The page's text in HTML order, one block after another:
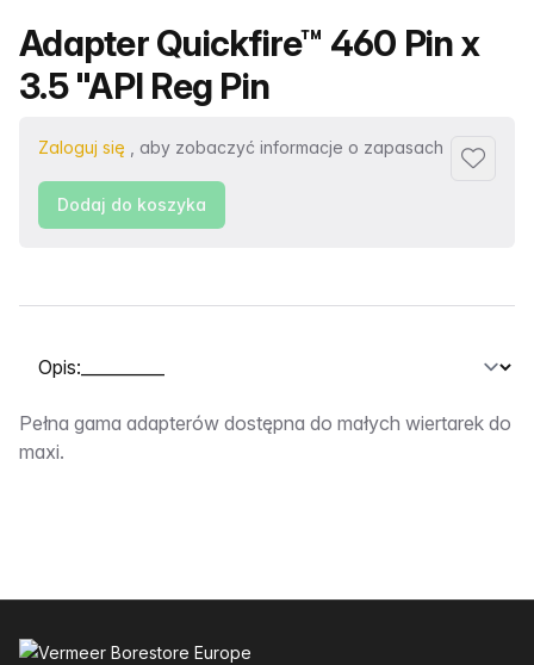
Nazwa produktu
Adapter Quickfire™ 460 Pin x
3.5 "API Reg Pin
Zaloguj się , aby zobaczyć informacje o zapasach
Dodaj
Dodaj do koszyka
Wybierz kartę
Opis:__________
Pełna gama adapterów dostępna do małych wiertarek do
maxi.